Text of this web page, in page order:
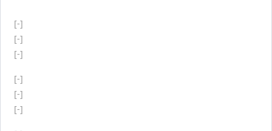
[-]
[-]
[-]
[-]
[-]
[-]